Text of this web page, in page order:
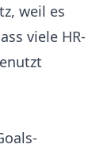
weil es
viele HR-